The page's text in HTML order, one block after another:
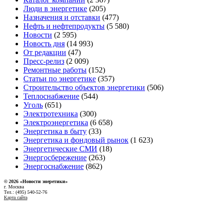
Люди в энергетике (205)
Назначения и отставки (477)
Нефть и нефтепродукты (5 580)
Новости (2 595)
Новость дня (14 993)
От редакции (47)
Пресс-релиз (2 009)
Ремонтные работы (152)
Статьи по энергетике (357)
Строительство объектов энергетики (506)
Теплоснабжение (544)
Уголь (651)
Электротехника (300)
Электроэнергетика (6 658)
Энергетика в быту (33)
Энергетика и фондовый рынок (1 623)
Энергетические СМИ (18)
Энергосбережение (263)
Энергоснабжение (862)
© 2026 «Новости энеретики»
г. Москва
Тел.: (495) 540-52-76
Карта сайта